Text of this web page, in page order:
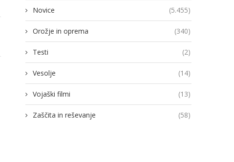
Novice (5.455)
Orožje in oprema (340)
Testi (2)
Vesolje (14)
Vojaški filmi (13)
Zaščita in reševanje (58)